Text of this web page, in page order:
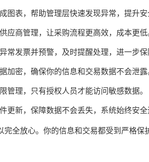
图表，帮助管理层快速发现异常，提升安
应商管理，让采购流程更高效，成本更低
常发票并预警，及时提醒处理，进一步保
加密，确保你的信息和交易数据不会泄露
管理，只有授权人员才能访问敏感数据。
更新，保障数据不会丢失，系统始终安全
全放心。你的信息和交易都受到严格保